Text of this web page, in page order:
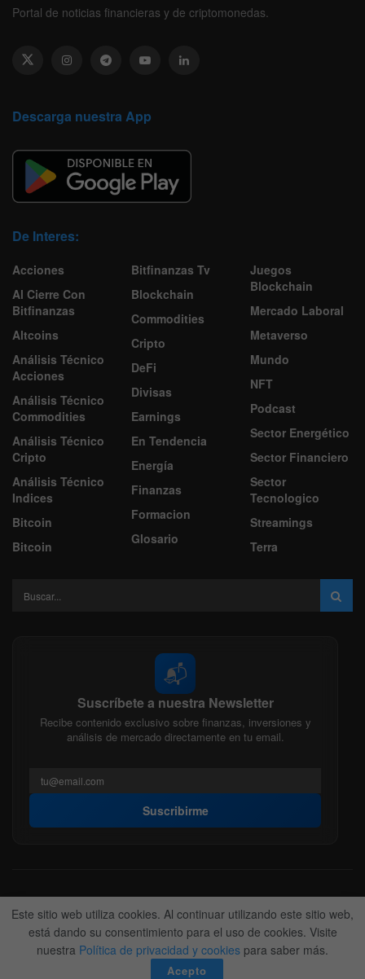
Portal de noticias financieras y de criptomonedas.
Descarga nuestra App
De Interes:
Acciones
Al Cierre Con
Bitfinanzas
Altcoins
Análisis Técnico
Acciones
Análisis Técnico
Commodities
Análisis Técnico
Cripto
Análisis Técnico
Indices
Bitcoin
Bitcoin
Bitfinanzas Tv
Blockchain
Commodities
Cripto
DeFi
Divisas
Earnings
En Tendencia
Energía
Finanzas
Formacion
Glosario
Juegos
Blockchain
Mercado Laboral
Metaverso
Mundo
NFT
Podcast
Sector Energético
Sector Financiero
Sector
Tecnologico
Streamings
Terra
📬
Suscríbete a nuestra Newsletter
Recibe contenido exclusivo sobre finanzas, inversiones y
análisis de mercado directamente en tu email.
Suscribirme
Acerca de nosotros Politica Editorial
Nuestro Equipo
Contactanos
Anunciate
© 2022-2026BitFinanzas- Hecho porTeam DM. 😎
Este sitio web utiliza cookies. Al continuar utilizando este sitio web,
está dando su consentimiento para el uso de cookies. Visite
nuestra Política de privacidad y cookies para saber más.
Acepto